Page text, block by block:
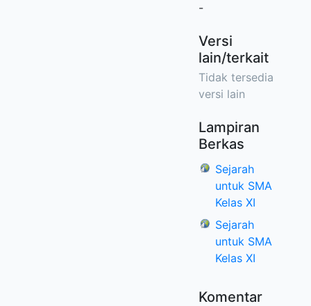
-
Versi
lain/terkait
Tidak tersedia
versi lain
Lampiran
Berkas
Sejarah
untuk SMA
Kelas XI
Sejarah
untuk SMA
Kelas XI
Komentar